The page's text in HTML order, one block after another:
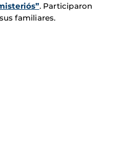
. Participaron
familiares.